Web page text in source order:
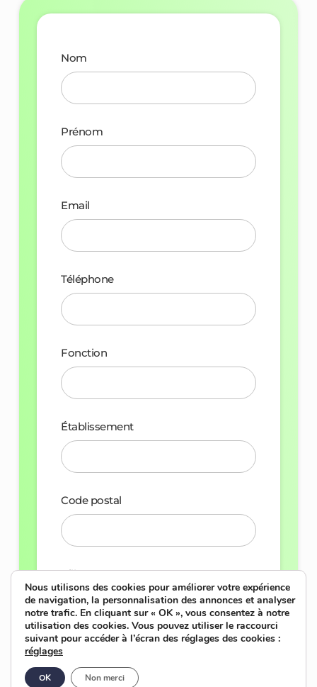
Nom
Prénom
Email
Téléphone
Fonction
Établissement
Code postal
Ville
Valider
Nous utilisons des cookies pour améliorer votre expérience
de navigation, la personnalisation des annonces et analyser
notre trafic. En cliquant sur « OK », vous consentez à notre
utilisation des cookies. Vous pouvez utiliser le raccourci
suivant pour accéder à l’écran des réglages des cookies :
réglages
OK Non merci